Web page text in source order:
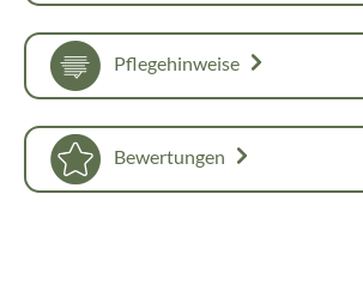
Pflegehinweise
Bewertungen